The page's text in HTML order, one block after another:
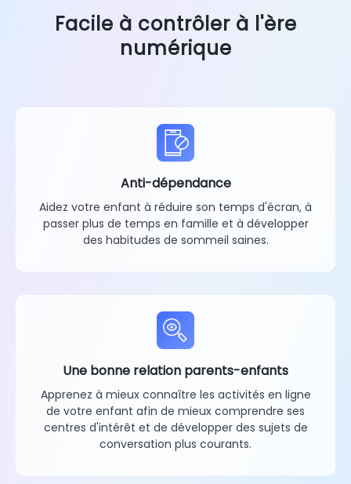
Facile à contrôler à l'ère
numérique
Anti-dépendance
Aidez votre enfant à réduire son temps d'écran, à
passer plus de temps en famille et à développer
des habitudes de sommeil saines.
Une bonne relation parents-enfants
Apprenez à mieux connaître les activités en ligne
de votre enfant afin de mieux comprendre ses
centres d'intérêt et de développer des sujets de
conversation plus courants.